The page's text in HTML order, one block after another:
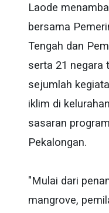
Laode
bersama
Tengah dan
serta 21 negara
sejumlah
iklim di
sasaran
Pekalongan.
"Mulai dari
mangrove,